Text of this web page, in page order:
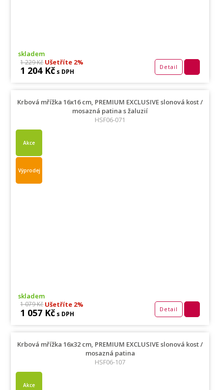
skladem
1 229 KčUšetříte 2%
1 204 Kč s DPH
Detail
Krbová mřížka 16x16 cm, PREMIUM EXCLUSIVE slonová kost /
mosazná patina s žaluzií
HSF06-071
Akce
Výprodej
skladem
1 079 KčUšetříte 2%
1 057 Kč s DPH
Detail
Krbová mřížka 16x32 cm, PREMIUM EXCLUSIVE slonová kost /
mosazná patina
HSF06-107
Akce